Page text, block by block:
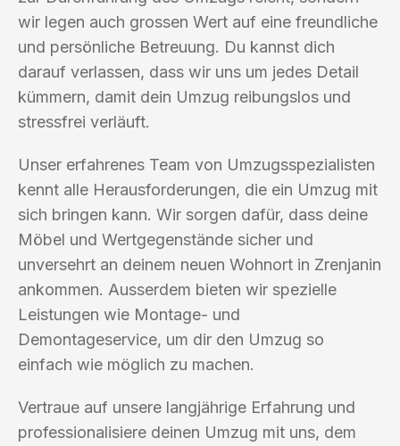
wir legen auch grossen Wert auf eine freundliche
und persönliche Betreuung. Du kannst dich
darauf verlassen, dass wir uns um jedes Detail
kümmern, damit dein Umzug reibungslos und
stressfrei verläuft.
Unser erfahrenes Team von Umzugsspezialisten
kennt alle Herausforderungen, die ein Umzug mit
sich bringen kann. Wir sorgen dafür, dass deine
Möbel und Wertgegenstände sicher und
unversehrt an deinem neuen Wohnort in Zrenjanin
ankommen. Ausserdem bieten wir spezielle
Leistungen wie Montage- und
Demontageservice, um dir den Umzug so
einfach wie möglich zu machen.
Vertraue auf unsere langjährige Erfahrung und
professionalisiere deinen Umzug mit uns, dem